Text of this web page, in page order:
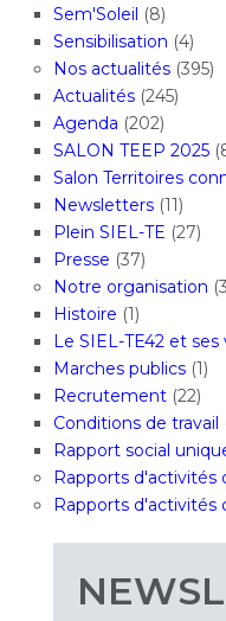
Sem'Soleil (8)
Sensibilisation (4)
Nos actualités(395)
Actualités(245)
Agenda (202)
SALON TEEP 2025
Salon Territoires
Newsletters(11)
Plein SIEL-TE (27)
Presse (37)
Notre organisation
Histoire (1)
Le SIEL-TE42 et ses
Marches publics(1)
Recrutement(22)
Conditions de travail
Rapport social
Rapports d'activités
Rapports d'activités